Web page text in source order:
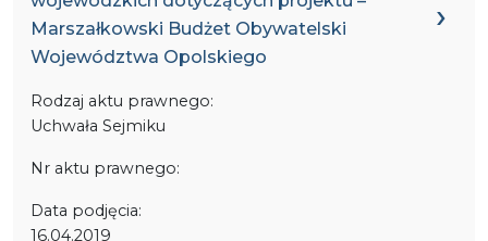
Marszałkowski Budżet Obywatelski
Województwa Opolskiego
Rodzaj aktu prawnego:
Uchwała Sejmiku
Nr aktu prawnego:
Data podjęcia:
16.04.2019